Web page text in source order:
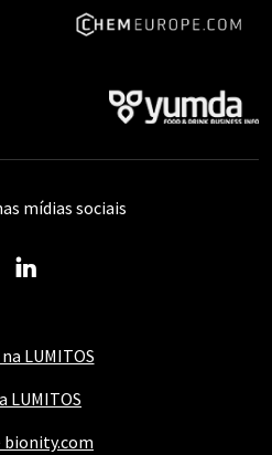
LUMITOS
LUMITOS
bionity.com
mídias sociais